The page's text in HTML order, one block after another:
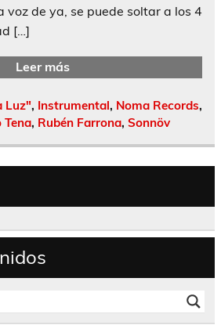
voz de ya, se puede soltar a los 4
[…]
Leer más
Luz", Instrumental, Noma Records,
Tena, Rubén Farrona, Sonnöv